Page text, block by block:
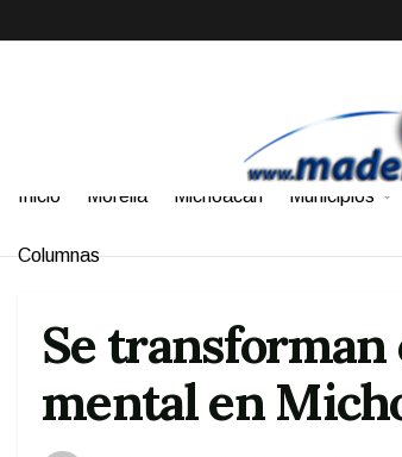
Inicio Morelia Michoacán Municipios
Columnas
Se transforman
mental en